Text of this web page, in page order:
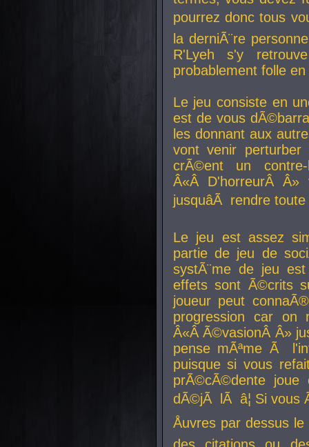
pourrez donc tous
la derniÃ¨re
R'Lyeh s'y
probablement folle
Le jeu consiste en
est de vous
les donnant aux
vont venir perturber
crÃ©ent un
Â«Â D'horreurÂ
jusquâÃ rendre
Le jeu est assez
partie de jeu de
systÃ¨me de jeu
effets sont Ã©crits
joueur peut
progression car
Â«Â Ã©vasionÂ Â»
pense mÃªme Ã
puisque si vous
prÃ©cÃ©dente
dÃ©jÃ lÃ â¦ Si vous
Åuvres par dessus